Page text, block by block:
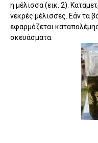
η μέλισσα (εικ. 2).
νεκρές μέλισσες. Εάν τα
εφαρμόζεται
σκευάσματα.